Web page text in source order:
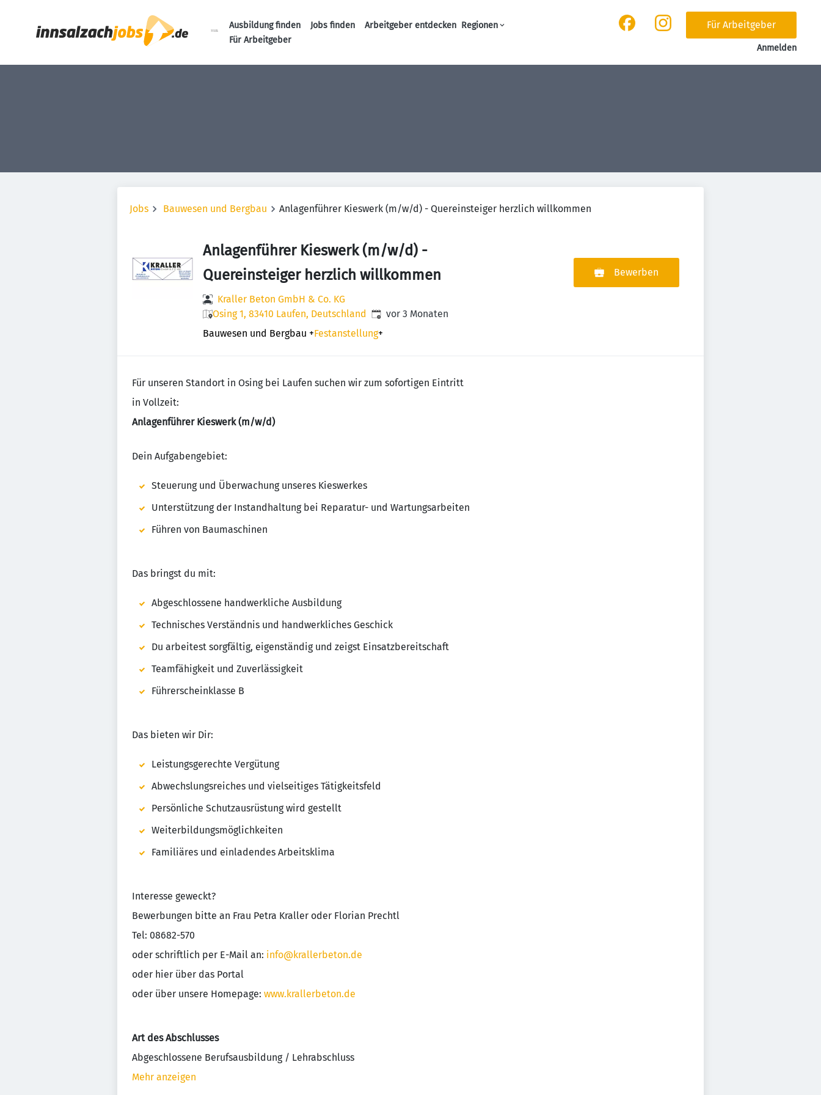
Ausbildung finden Jobs finden Arbeitgeber entdecken Regionen
Für Arbeitgeber
Für Arbeitgeber
Anmelden
Jobs Bauwesen und Bergbau Anlagenführer Kieswerk (m/w/d) - Quereinsteiger herzlich willkommen
Anlagenführer Kieswerk (m/w/d) -
Quereinsteiger herzlich willkommen
Kraller Beton GmbH & Co. KG
Osing 1, 83410 Laufen, Deutschland Veröffentlicht:
vor 3 Monaten
Bauwesen und Bergbau +Festanstellung+
Bewerben
Für unseren Standort in Osing bei Laufen suchen wir zum sofortigen Eintritt
in Vollzeit:
Anlagenführer Kieswerk (m/w/d)
Dein Aufgabengebiet:
Steuerung und Überwachung unseres Kieswerkes
Unterstützung der Instandhaltung bei Reparatur- und Wartungsarbeiten
Führen von Baumaschinen
Das bringst du mit:
Abgeschlossene handwerkliche Ausbildung
Technisches Verständnis und handwerkliches Geschick
Du arbeitest sorgfältig, eigenständig und zeigst Einsatzbereitschaft
Teamfähigkeit und Zuverlässigkeit
Führerscheinklasse B
Das bieten wir Dir:
Leistungsgerechte Vergütung
Abwechslungsreiches und vielseitiges Tätigkeitsfeld
Persönliche Schutzausrüstung wird gestellt
Weiterbildungsmöglichkeiten
Familiäres und einladendes Arbeitsklima
Interesse geweckt?
Bewerbungen bitte an Frau Petra Kraller oder Florian Prechtl
Tel: 08682-570
oder schriftlich per E-Mail an: info@krallerbeton.de
oder hier über das Portal
oder über unsere Homepage: www.krallerbeton.de
Art des Abschlusses
Abgeschlossene Berufsausbildung / Lehrabschluss
Mehr anzeigen